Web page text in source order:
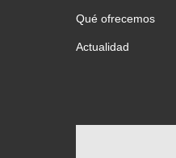
Qué ofrecemos
Actualidad